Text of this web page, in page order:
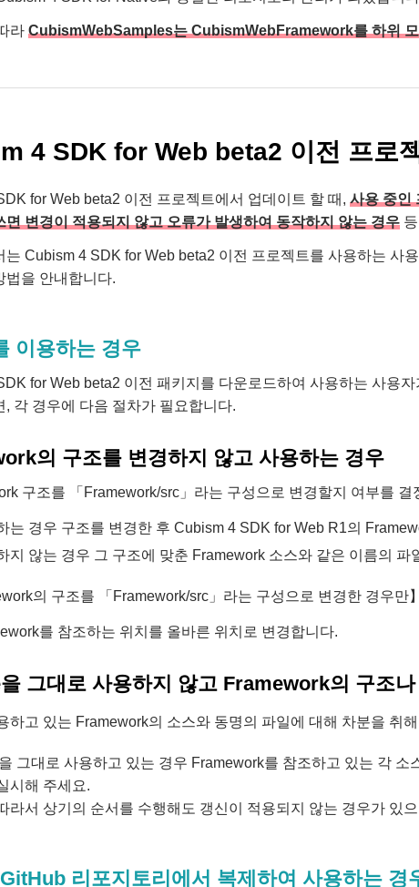
라 CubismWebSamples는 CubismWebFramework를 하위
4 SDK for Web beta2 이전 프로
for Web beta2 이전 프로젝트에서 업데이트 할 때, 사용 중인
면 변경이 적용되지 않고 오류가 발생하여 동작하지 않는 경우
는 Cubism 4 SDK for Web beta2 이전 프로젝트를 사용하는 사
법을 안내합니다.
이용하는 경우
for Web beta2 이전 패키지를 다운로드하여 사용하는 사용
, 각 경우에 다음 절차가 필요합니다.
의 구조를 변경하지 않고 사용하는 경우
구조를 「Framework/src」라는 구성으로 변경할지 여부를 결
는 경우 구조를 변경한 후 Cubism 4 SDK for Web R1의
지 않는 경우 그 구조에 맞춘 Framework 소스와 같은 이름의 파
의 구조를 「Framework/src」라는 구성으로 변경한 경우만】
를 참조하는 위치를 올바른 위치로 변경합니다.
그대로 사용하지 않고 Framework의 구조
하고 있는 Framework의 소스와 동명의 파일에 대해 차분을 취
그대로 사용하고 있는 경우 Framework를 참조하고 있는 각
시해 주세요.
라서 상기의 순서를 수행해도 갱신이 적용되지 않는 경우가 있
리포지토리에서 복제하여 사용하는 경